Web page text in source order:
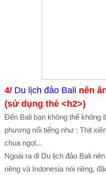
4/ Du lịch đảo Bali nên
(sử dụng thẻ <h2>)
Đến Bali bạn không thể không
phương nổi tiếng như : Thịt
chua ngọt...
Ngoài ra đi Du lịch đảo Bali
riêng và Indonesia nói riêng,